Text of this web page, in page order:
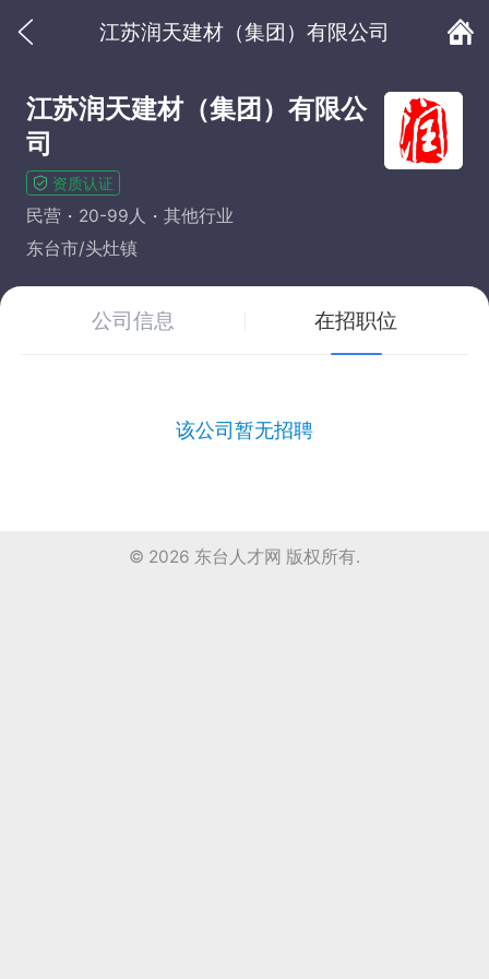
江苏润天建材（集团）有限公司
江苏润天建材（集团）有限公
司
资质认证
民营 20-99人
其他行业
东台市/头灶镇
公司信息 在招职位
该公司暂无招聘
© 2026 东台人才网 版权所有.